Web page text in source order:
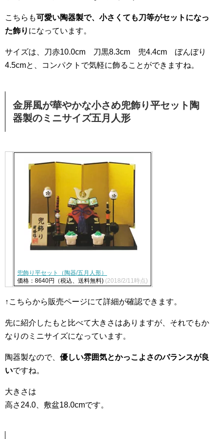
こちらも可愛い陶器製で、小さくても刀等がセットになっ
た飾り になっています。
サイズは、刀赤10.0cm 刀黒8.3cm 兜4.4cm ぼんぼり
4.5cmと、コンパクトで気軽に飾ることができますね。
金屏風が華やかな小さめ兜飾り平セット陶
器製のミニサイズ五月人形
兜飾り平セット（陶器/五月人形）
価格：8640円（税込、送料無料) (2018/2/11時点)
↑こちらから販売ページにて詳細が確認できます。
先に紹介したもと比べて大きさはありますが、それでもか
なりのミニサイズになっています。
陶器製なので、 優しい雰囲気とかっこよさのバランスが良
いですね。
大きさは
高さ24.0、敷盆18.0cmです。